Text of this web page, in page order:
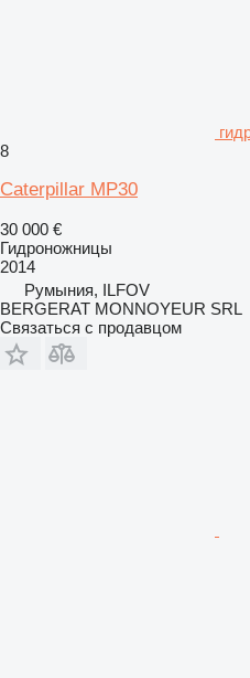
8
Caterpillar MP30
30 000 €
Гидроножницы
2014
Румыния, ILFOV
BERGERAT MONNOYEUR SRL
Связаться с продавцом